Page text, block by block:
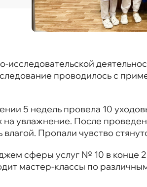
проводилось с
5 недель провела 10
на увлажнение. После
Пропали чувство
сферы услуг № 10 в конце
мастер-классы по